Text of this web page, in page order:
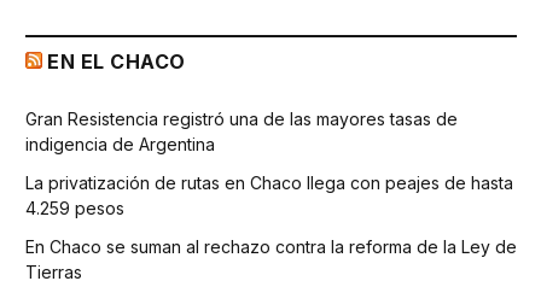
EN EL CHACO
Gran Resistencia registró una de las mayores tasas de
indigencia de Argentina
La privatización de rutas en Chaco llega con peajes de hasta
4.259 pesos
En Chaco se suman al rechazo contra la reforma de la Ley de
Tierras